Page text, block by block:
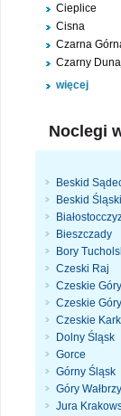
Cieplice
Cisna
Czarna
Czarny
więcej
Noclegi
Beskid
Beskid
Bieszczady
Bory
Czeski Raj
Czeskie
Czeskie
Czeskie
Dolny Śląsk
Gorce
Górny Śląsk
Góry
Jura